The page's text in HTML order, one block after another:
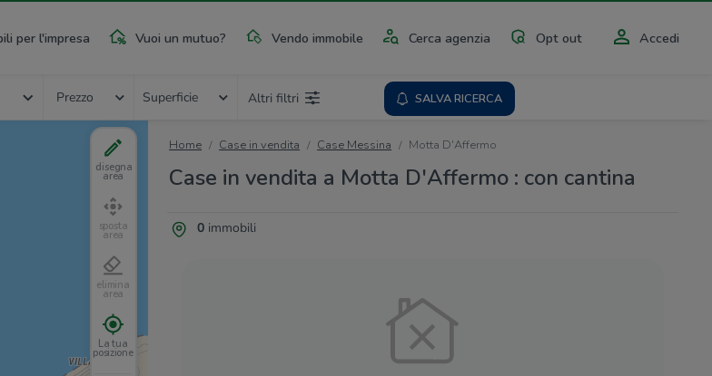
per l'impresa Vuoi un mutuo? Vendo immobile Cerca agenzia Opt out Accedi
Prezzo Superficie Altri filtri SALVA RICERCA
Home Case in vendita Case Messina Motta D'Affermo
Case in vendita a Motta D'Affermo : con cantina
0immobili
disegna
area
sposta
area
elimina
area
La tua
posizione